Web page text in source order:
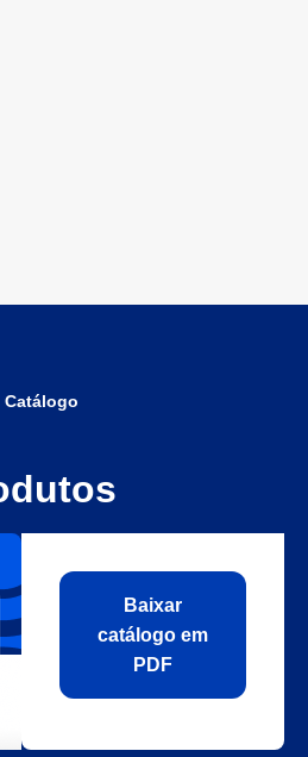
Catálogo
Baixar
catálogo em
PDF